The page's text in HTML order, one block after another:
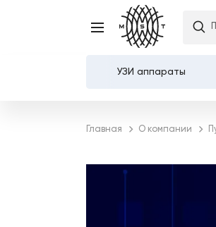
УЗИ аппараты
Главная О компании